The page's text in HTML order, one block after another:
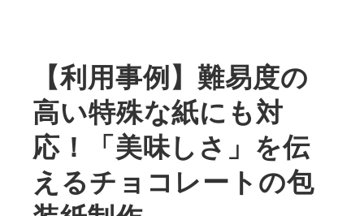
【利用事例】難易度の
高い特殊な紙にも対
応！「美味しさ」を伝
えるチョコレートの包